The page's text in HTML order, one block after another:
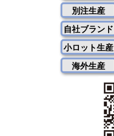
別注生産
自社ブランド
小ロット生産
海外生産